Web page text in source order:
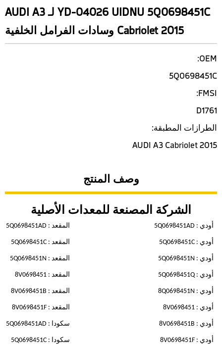
YD-04026 UIDNU 5Q0698451C لـ AUDI A3
Cabriolet 2015 وسادات الفرامل الخلفية
OEM:
5Q0698451C
FMSI:
D1761
الطرازات المطبقة:
AUDI A3 Cabriolet 2015
وصف المنتج
الشركة المصنعة للمعدات الأصلية
أودي : 5Q0698451AD
أودي : 5Q0698451C
أودي : 5Q0698451N
أودي : 5Q0698451Q
أودي : 8Q0698451N
أودي : 8V0698451
أودي : 8V0698451B
أودي : 8V0698451F
المقعد : 5Q0698451AD
المقعد : 5Q0698451C
المقعد : 5Q0698451N
المقعد : 8V0698451
المقعد : 8V0698451B
المقعد : 8V0698451F
سكودا : 5Q0698451AD
سكودا : 5Q0698451C